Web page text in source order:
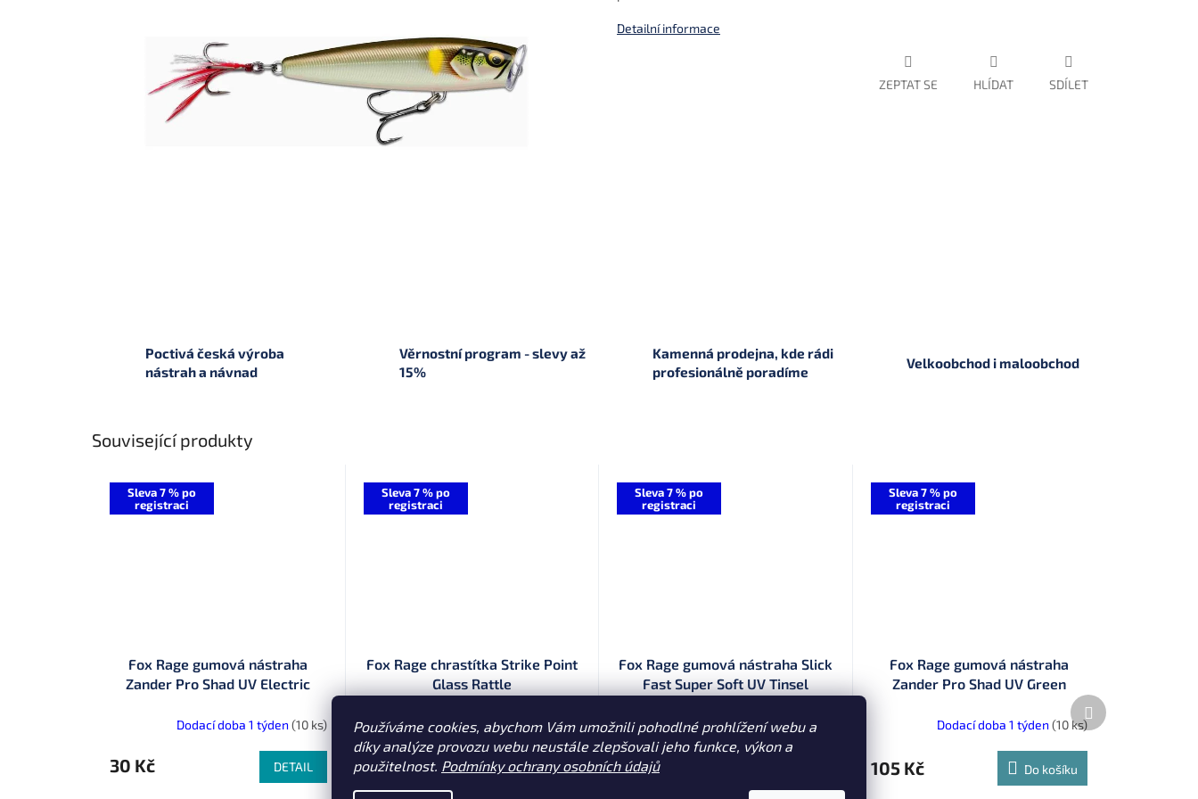
Používáme cookies, abychom Vám umožnili pohodlné prohlížení webu a
díky analýze provozu webu neustále zlepšovali jeho funkce, výkon a
použitelnost. Podmínky ochrany osobních údajů
Detailní informace
ZEPTAT SE HLÍDAT SDÍLET
Poctivá česká výroba
nástrah a návnad
Věrnostní program - slevy až
15%
Kamenná prodejna, kde rádi
profesionálně poradíme
Velkoobchod i maloobchod
Související produkty
Sleva 7 % po
registraci
Fox Rage gumová nástraha
Zander Pro Shad UV Electric
Dodací doba 1 týden (10 ks)
30 Kč DETAIL
Sleva 7 % po
registraci
Fox Rage chrastítka Strike Point
Glass Rattle
Dodací doba 1 týden (10 ks)
87 Kč DETAIL
Sleva 7 % po
registraci
Fox Rage gumová nástraha Slick
Fast Super Soft UV Tinsel
Dodací doba 1 týden(10 ks)
od80 Kč
Sleva 7 % po
registraci
Fox Rage gumová nástraha
Zander Pro Shad UV Green
Dodací doba 1 týden (10 ks)
105 Kč Do košíku
Další
produkt